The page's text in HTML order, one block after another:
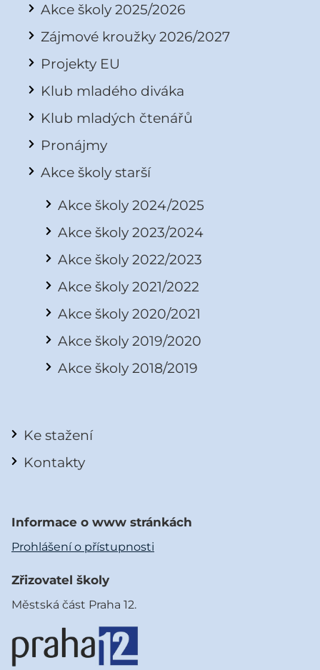
Akce školy 2025/2026
Zájmové kroužky 2026/2027
Projekty EU
Klub mladého diváka
Klub mladých čtenářů
Pronájmy
Akce školy starší
Akce školy 2024/2025
Akce školy 2023/2024
Akce školy 2022/2023
Akce školy 2021/2022
Akce školy 2020/2021
Akce školy 2019/2020
Akce školy 2018/2019
Ke stažení
Kontakty
Informace o www stránkách
Prohlášení o přístupnosti
Zřizovatel školy
Městská část Praha 12.